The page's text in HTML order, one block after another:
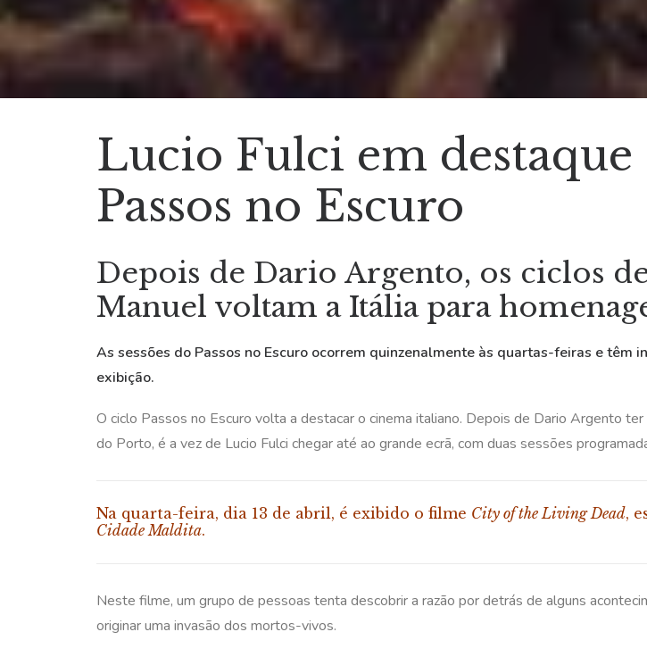
Lucio Fulci em
Passos no Escuro
Depois de Dario Argento, os ciclos
Manuel voltam a Itália para
As sessões do Passos no Escuro ocorrem quinzenalmente às quartas-feiras e
exibição.
O ciclo Passos no Escuro volta a destacar o cinema italiano. Depois de Dario Argento
do Porto, é a vez de Lucio Fulci chegar até ao grande ecrã, com duas sessões
Na quarta-feira, dia 13 de abril, é exibido o filme City of the Living Dead,
Cidade Maldita.
Neste filme, um grupo de pessoas tenta descobrir a razão por detrás de alguns
originar uma invasão dos mortos-vivos.